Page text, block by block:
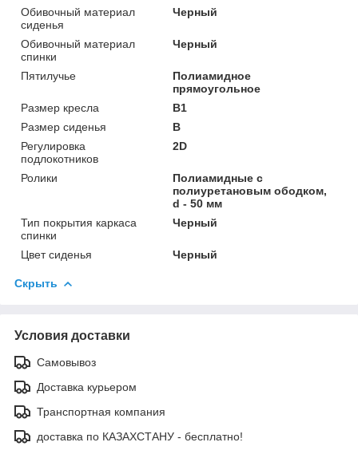
Обивочный материал
сиденья
Черный
Обивочный материал
спинки
Черный
Пятилучье
Полиамидное
прямоугольное
Размер кресла
B1
Размер сиденья
B
Регулировка
подлокотников
2D
Ролики
Полиамидные с
полиуретановым ободком,
d - 50 мм
Тип покрытия каркаса
спинки
Черный
Цвет сиденья Черный
Скрыть
Условия доставки
Самовывоз
Доставка курьером
Транспортная компания
доставка по КАЗАХСТАНУ - бесплатно!